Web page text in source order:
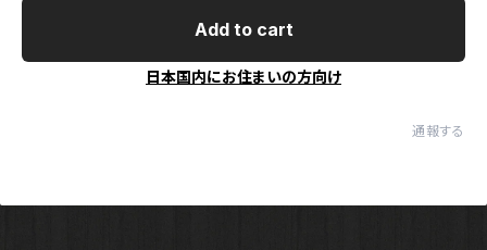
Add to cart
日本国内にお住まいの方向け
通報する